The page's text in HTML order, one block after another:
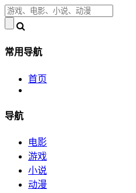
常用导航
首页
导航
电影
游戏
小说
动漫